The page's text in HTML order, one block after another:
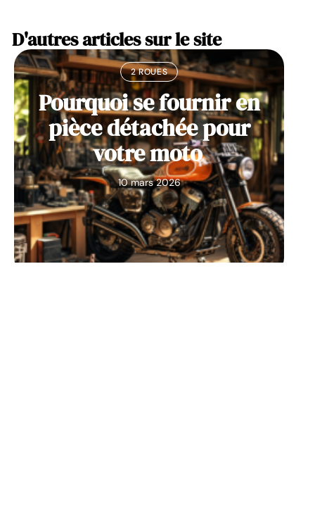
D'autres articles sur le site
2 ROUES
Pourquoi se fournir en
pièce détachée pour
votre moto
10 mars 2026